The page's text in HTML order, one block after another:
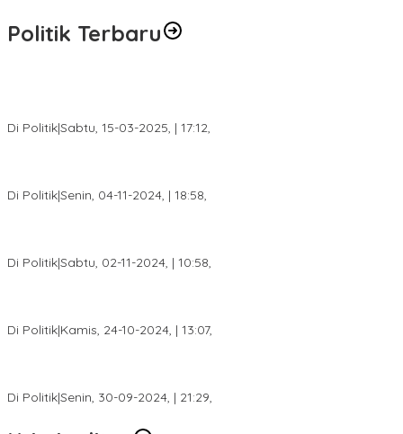
Politik Terbaru
Di Politik|Sabtu, 15-03-2025, | 17:12,
Di Politik|Senin, 04-11-2024, | 18:58,
Di Politik|Sabtu, 02-11-2024, | 10:58,
Di Politik|Kamis, 24-10-2024, | 13:07,
Di Politik|Senin, 30-09-2024, | 21:29,